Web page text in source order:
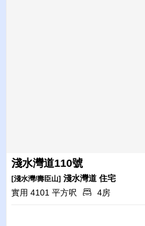
淺水灣道110號
[淺水灣/壽臣山] 淺水灣道 住宅
實用 4101 平方呎
4房